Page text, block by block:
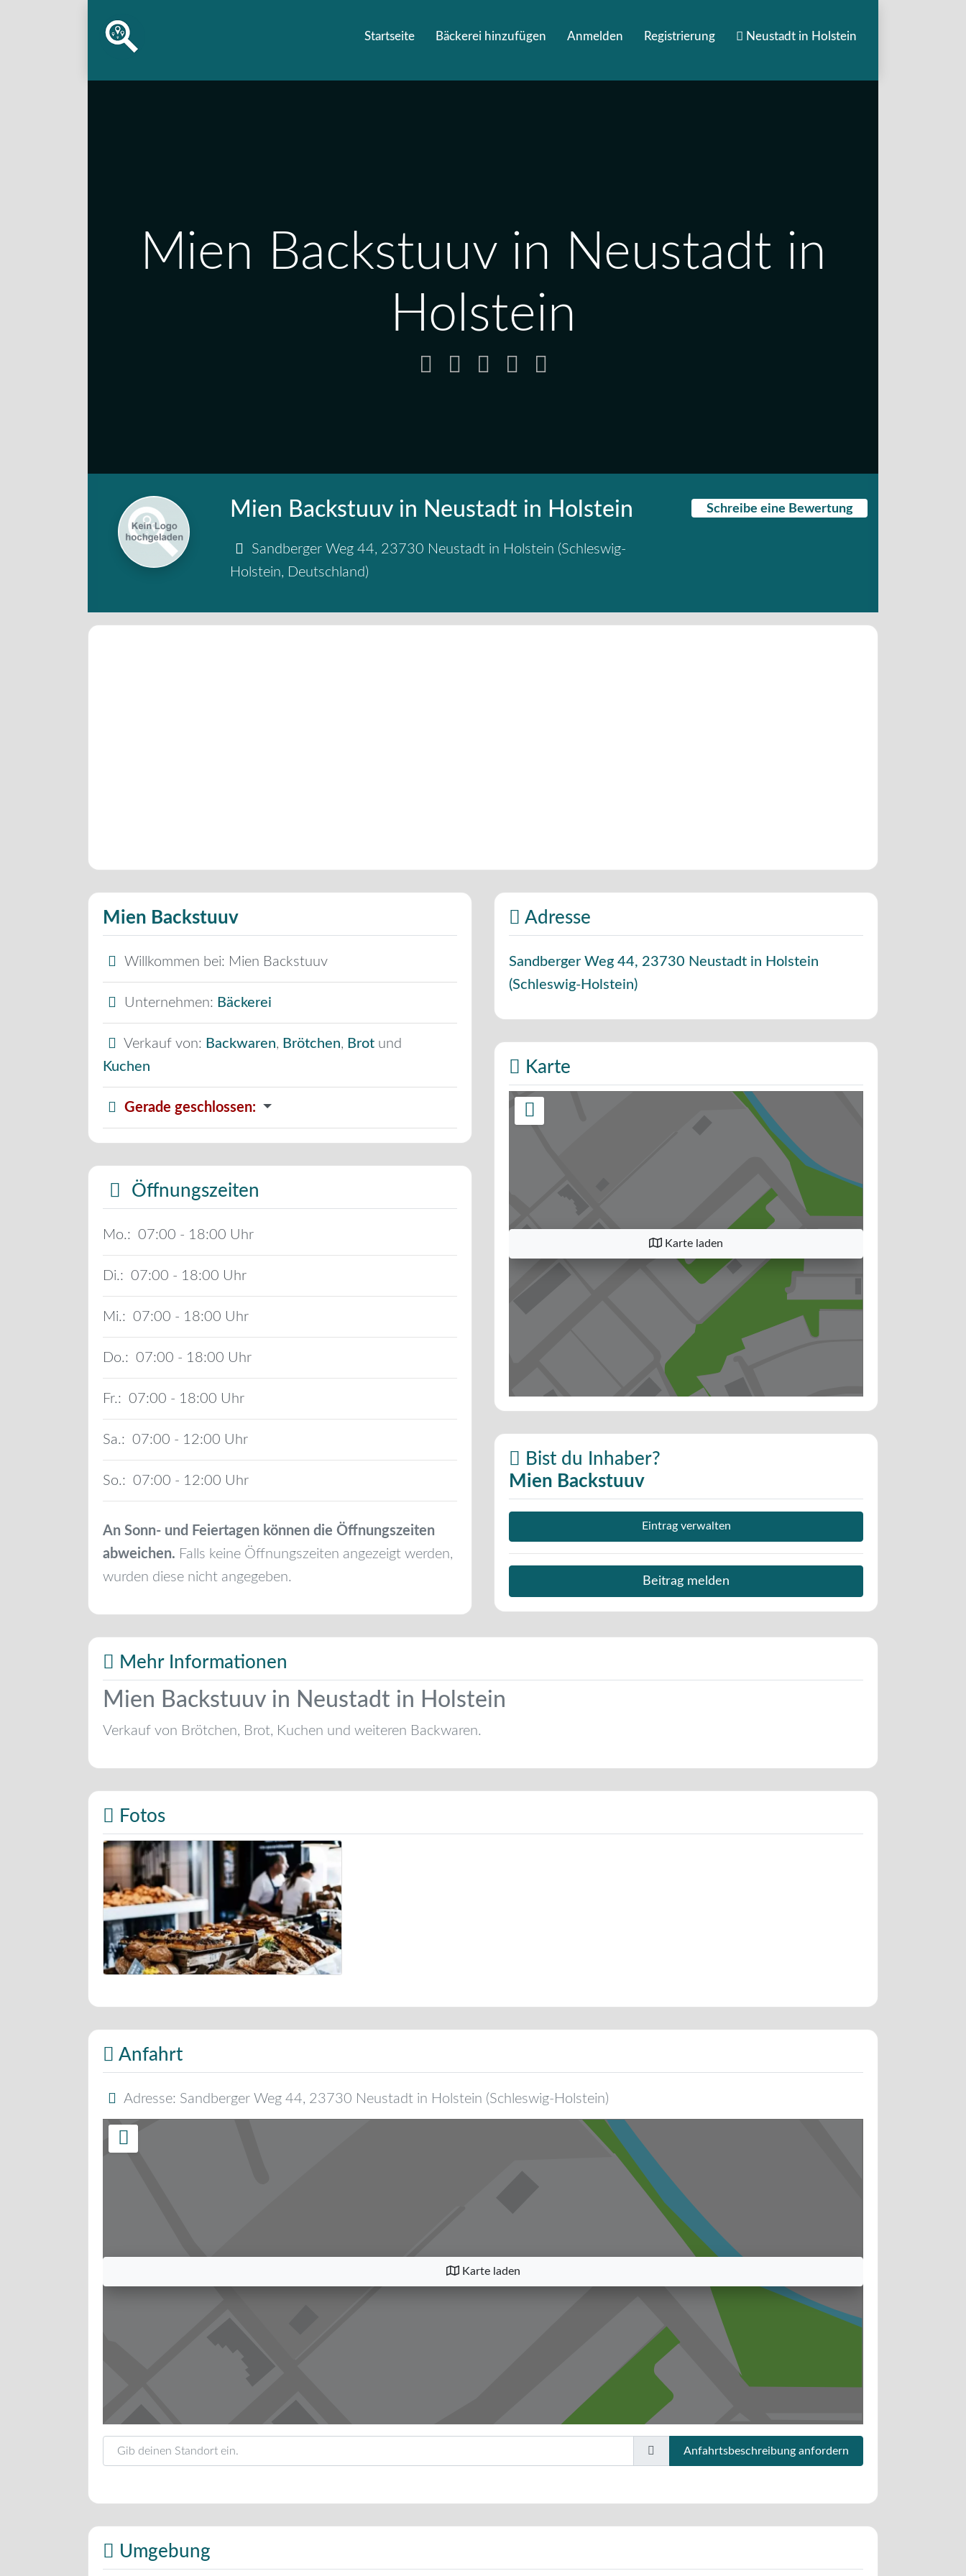
Startseite Bäckerei hinzufügen Anmelden Registrierung Neustadt in Holstein
Mien Backstuuv in Neustadt in
Holstein
Mien Backstuuv in Neustadt in Holstein
Sandberger Weg 44, 23730 Neustadt in Holstein (Schleswig-
Holstein, Deutschland)
Schreibe eine Bewertung
Mien Backstuuv
Willkommen bei: Mien Backstuuv
Unternehmen: Bäckerei
Verkauf von: Backwaren, Brötchen, Brot und
Kuchen
Gerade geschlossen:
Öffnungszeiten
Mo.: 07:00 - 18:00
Di.: 07:00 - 18:00
Mi.: 07:00 - 18:00
Do.: 07:00 - 18:00
Fr.: 07:00 - 18:00
Sa.: 07:00 - 12:00
So.: 07:00 - 12:00
An Sonn- und Feiertagen können die Öffnungszeiten
abweichen. Falls keine Öffnungszeiten angezeigt werden,
wurden diese nicht angegeben.
Adresse
Sandberger Weg 44, 23730 Neustadt in Holstein
(Schleswig-Holstein)
Karte
Karte laden
Bist du Inhaber?
Mien Backstuuv
Eintrag verwalten
Beitrag melden
Mehr Informationen
Mien Backstuuv in Neustadt in Holstein
Verkauf von Brötchen, Brot, Kuchen und weiteren Backwaren.
Fotos
Bäckerei Musterbild
Anfahrt
Adresse: Sandberger Weg 44, 23730 Neustadt in Holstein (Schleswig-Holstein)
Karte laden
Anfahrtsbeschreibung anfordern
Umgebung